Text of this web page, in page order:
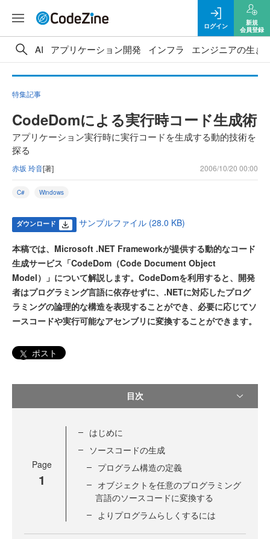
ログイン
新規
会員登録
AI アプリケーション開発 インフラ エンジニアの生き
特集記事
CodeDomによる実行時コード生成術
アプリケーション実行時に実行コードを生成する動的技術を
探る
赤坂 玲音[著] 2006/10/20 00:00
C# Windows
ダウンロード サンプルファイル (28.0 KB)
本稿では、Microsoft .NET Frameworkが提供する動的なコード
生成サービス「CodeDom（Code Document Object
Model）」について解説します。CodeDomを利用すると、開発
者はプログラミング言語に依存せずに、.NETに対応したプログ
ラミングの論理的な構造を表現することができ、必要に応じてソ
ースコードや実行可能なアセンブリに変換することができます。
ポスト
目次
Page
1
はじめに
ソースコードの生成
プログラム構造の定義
オブジェクトを任意のプログラミング
言語のソースコードに変換する
よりプログラムらしくするには